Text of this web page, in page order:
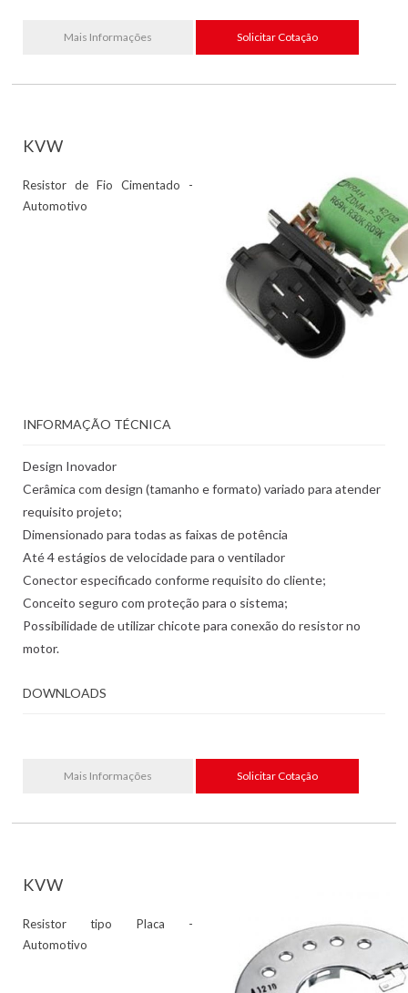
Mais Informações Solicitar Cotação
KVW
Resistor de Fio Cimentado -
Automotivo
INFORMAÇÃO TÉCNICA
Design Inovador
Cerâmica com design (tamanho e formato) variado para atender
requisito projeto;
Dimensionado para todas as faixas de potência
Até 4 estágios de velocidade para o ventilador
Conector especificado conforme requisito do cliente;
Conceito seguro com proteção para o sistema;
Possibilidade de utilizar chicote para conexão do resistor no
motor.
DOWNLOADS
Mais Informações Solicitar Cotação
KVW
Resistor tipo Placa -
Automotivo